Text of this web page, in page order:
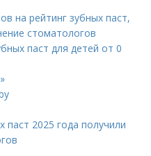
на рейтинг зубных паст,
стоматологов
паст для детей от 0
паст 2025 года получили